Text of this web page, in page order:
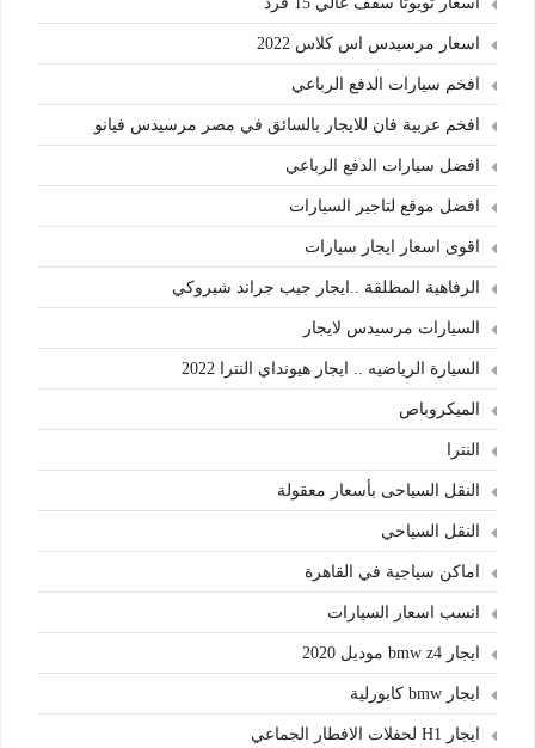
اسعار مرسيدس اس كلاس 2022
افخم سيارات الدفع الرباعي
افخم عربية فان للايجار بالسائق في مصر مرسيدس فيانو
افضل سيارات الدفع الرباعي
افضل موقع لتاجير السيارات
اقوى اسعار ايجار سيارات
الرفاهية المطلقة ..ايجار جيب جراند شيروكي
السيارات مرسيدس لايجار
السيارة الرياضيه .. ايجار هيونداي النترا 2022
الميكروباص
النترا
النقل السياحى بأسعار معقولة
النقل السياحي
اماكن سياجية في القاهرة
انسب اسعار السيارات
ايجار bmw z4 موديل 2020
ايجار bmw كابورلية
ايجار H1 لحفلات الافطار الجماعي